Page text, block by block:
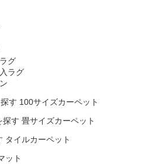
グ
ラグ
100サイズカーペット
畳サイズカーペット
タイルカーペット
ット